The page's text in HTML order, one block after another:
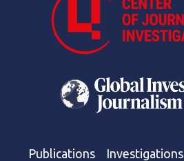
Publications Investigations